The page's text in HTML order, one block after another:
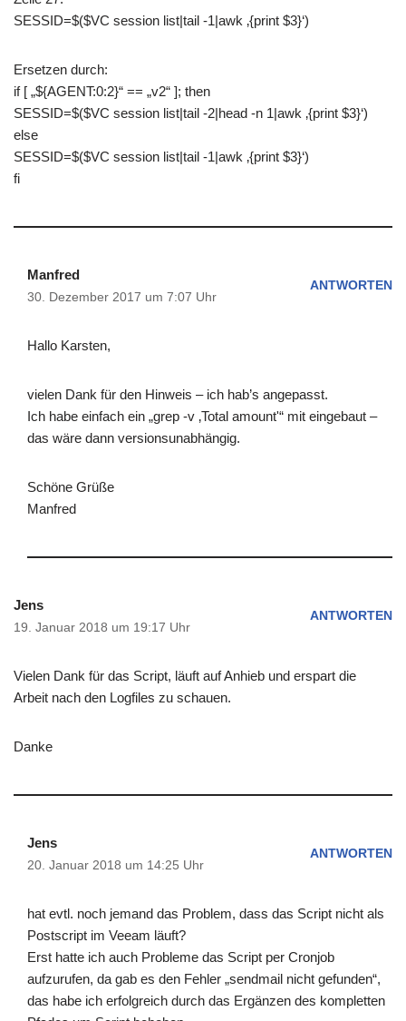
SESSID=$($VC session list|tail -1|awk ‚{print $3}‘)
Ersetzen durch:
if [ „${AGENT:0:2}“ == „v2“ ]; then
SESSID=$($VC session list|tail -2|head -n 1|awk ‚{print $3}‘)
else
SESSID=$($VC session list|tail -1|awk ‚{print $3}‘)
fi
Manfred
30. Dezember 2017 um 7:07 Uhr
ANTWORTEN
Hallo Karsten,
vielen Dank für den Hinweis – ich hab’s angepasst.
Ich habe einfach ein „grep -v ‚Total amount'“ mit eingebaut –
das wäre dann versionsunabhängig.
Schöne Grüße
Manfred
Jens
19. Januar 2018 um 19:17 Uhr
ANTWORTEN
Vielen Dank für das Script, läuft auf Anhieb und erspart die
Arbeit nach den Logfiles zu schauen.
Danke
Jens
20. Januar 2018 um 14:25 Uhr
ANTWORTEN
hat evtl. noch jemand das Problem, dass das Script nicht als
Postscript im Veeam läuft?
Erst hatte ich auch Probleme das Script per Cronjob
aufzurufen, da gab es den Fehler „sendmail nicht gefunden“,
das habe ich erfolgreich durch das Ergänzen des kompletten